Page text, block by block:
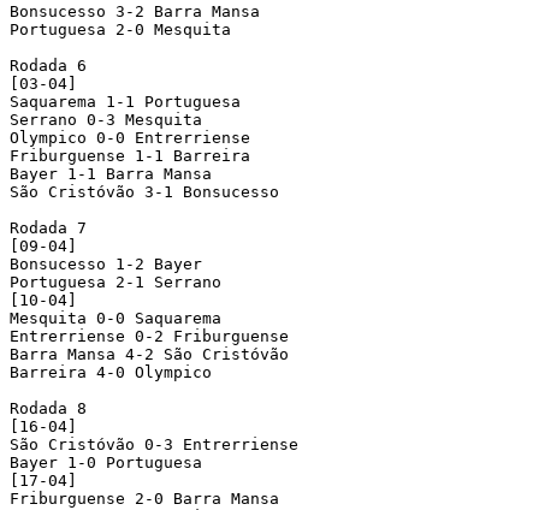
Bonsucesso 3-2 Barra Mansa
Portuguesa 2-0 Mesquita
Rodada 6
[03-04]
Saquarema 1-1 Portuguesa
Serrano 0-3 Mesquita
Olympico 0-0 Entrerriense
Friburguense 1-1 Barreira
Bayer 1-1 Barra Mansa
São Cristóvão 3-1 Bonsucesso
Rodada 7
[09-04]
Bonsucesso 1-2 Bayer
Portuguesa 2-1 Serrano
[10-04]
Mesquita 0-0 Saquarema
Entrerriense 0-2 Friburguense
Barra Mansa 4-2 São Cristóvão
Barreira 4-0 Olympico
Rodada 8
[16-04]
São Cristóvão 0-3 Entrerriense
Bayer 1-0 Portuguesa
[17-04]
Friburguense 2-0 Barra Mansa